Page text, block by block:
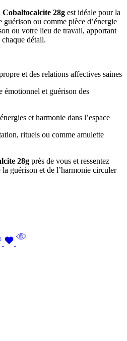
Cobaltocalcite 28g est idéale pour la
guérison ou comme pièce d’énergie
ou votre lieu de travail, apportant
détail.
et des relations affectives saines
émotionnel et guérison des
et harmonie dans l’espace
rituels ou comme amulette
28g près de vous et ressentez
la guérison et de l’harmonie circuler